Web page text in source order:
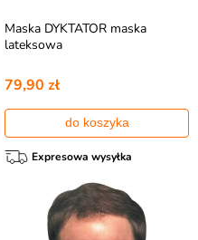
Maska DYKTATOR maska
lateksowa
79,90 zł
do koszyka
Expresowa wysyłka